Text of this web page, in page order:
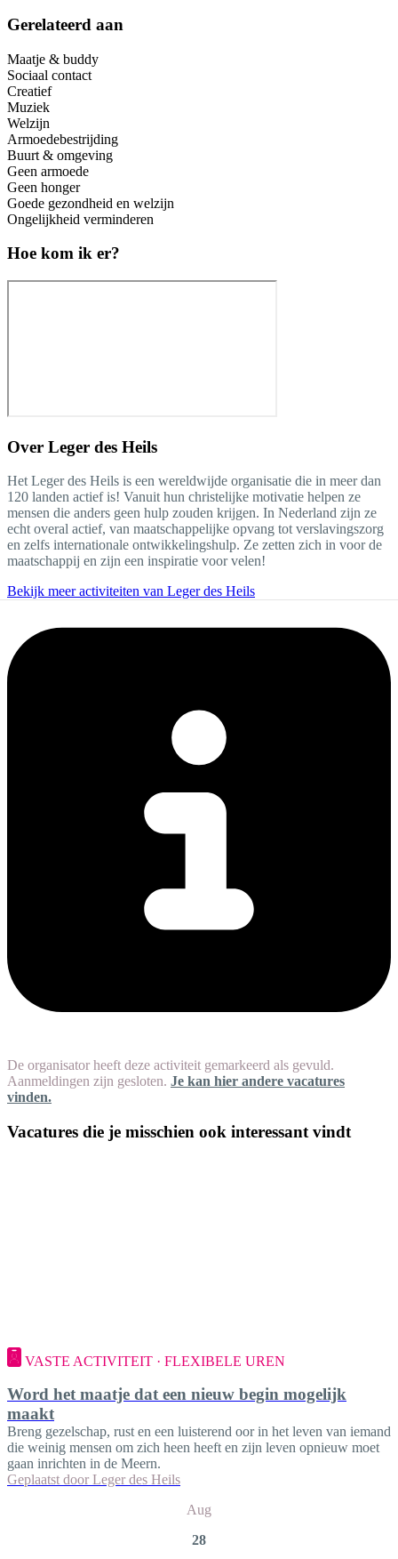
Gerelateerd aan
Maatje & buddy
Sociaal contact
Creatief
Muziek
Welzijn
Armoedebestrijding
Buurt & omgeving
Geen armoede
Geen honger
Goede gezondheid en welzijn
Ongelijkheid verminderen
Hoe kom ik er?
Over Leger des Heils
Het Leger des Heils is een wereldwijde organisatie die in meer dan
120 landen actief is! Vanuit hun christelijke motivatie helpen ze
mensen die anders geen hulp zouden krijgen. In Nederland zijn ze
echt overal actief, van maatschappelijke opvang tot verslavingszorg
en zelfs internationale ontwikkelingshulp. Ze zetten zich in voor de
maatschappij en zijn een inspiratie voor velen!
Bekijk meer activiteiten van Leger des Heils
De organisator heeft deze activiteit gemarkeerd als gevuld.
Aanmeldingen zijn gesloten. Je kan hier andere vacatures
vinden.
Vacatures die je misschien ook interessant vindt
VASTE ACTIVITEIT · FLEXIBELE UREN
Word het maatje dat een nieuw begin mogelijk
maakt
Breng gezelschap, rust en een luisterend oor in het leven van iemand
die weinig mensen om zich heen heeft en zijn leven opnieuw moet
gaan inrichten in de Meern.
Geplaatst door Leger des Heils
Aug
28